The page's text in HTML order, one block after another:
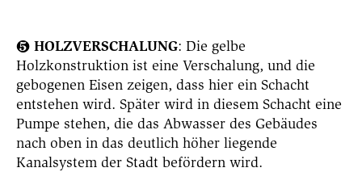
❺ HOLZVERSCHALUNG: Die gelbe
Holzkonstruktion ist eine Verschalung, und die
gebogenen Eisen zeigen, dass hier ein Schacht
entstehen wird. Später wird in diesem Schacht eine
Pumpe stehen, die das Abwasser des Gebäudes
nach oben in das deutlich höher liegende
Kanalsystem der Stadt befördern wird.